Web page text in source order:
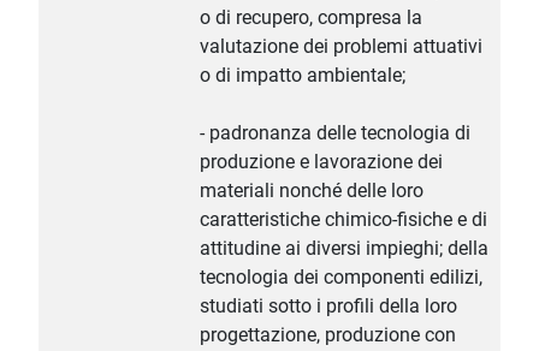
o di recupero, compresa la
valutazione dei problemi attuativi
o di impatto ambientale;
- padronanza delle tecnologia di
produzione e lavorazione dei
materiali nonché delle loro
caratteristiche chimico-fisiche e di
attitudine ai diversi impieghi; della
tecnologia dei componenti edilizi,
studiati sotto i profili della loro
progettazione, produzione con